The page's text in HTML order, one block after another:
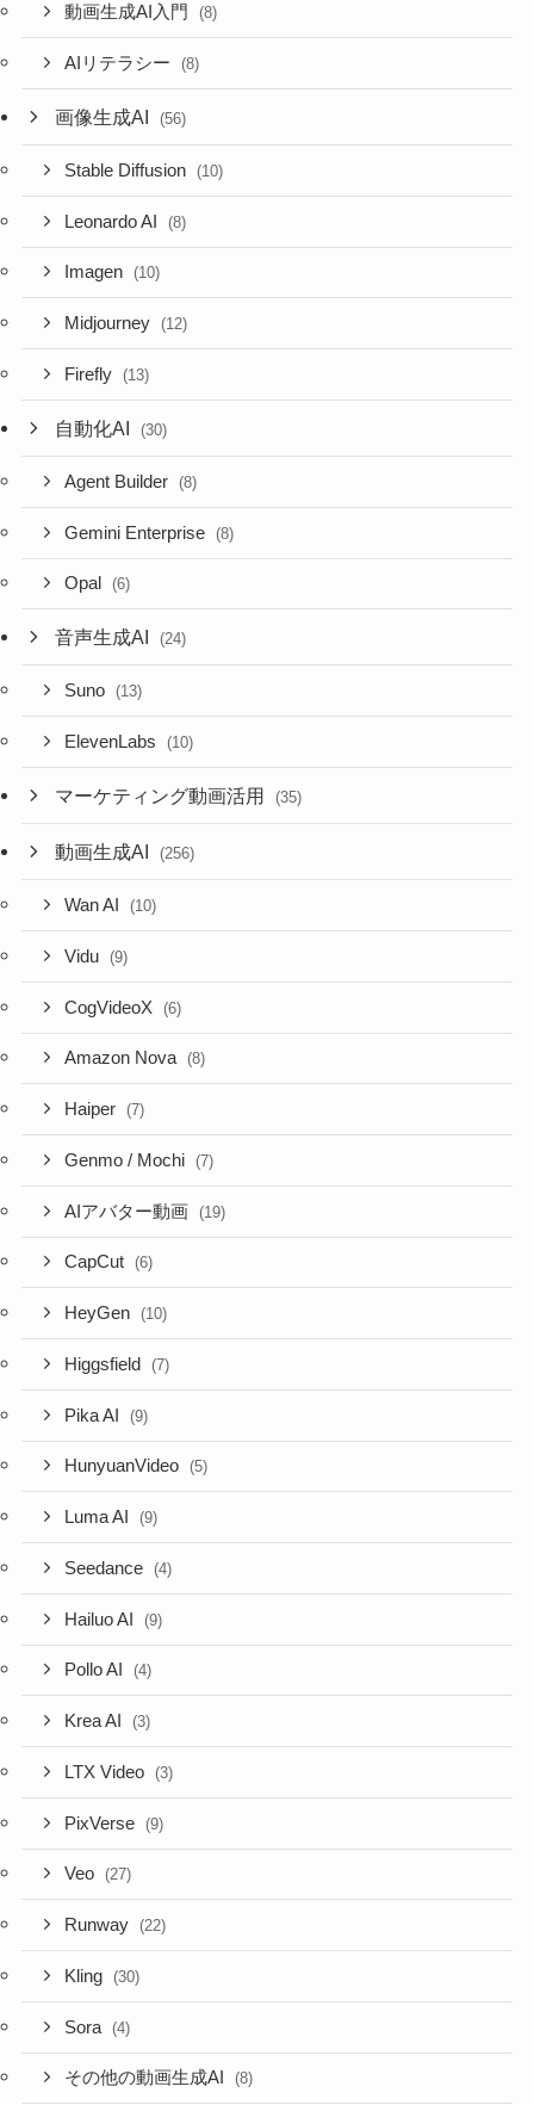
動画生成AI入門 (8)
AIリテラシー (8)
画像生成AI (56)
Stable Diffusion (10)
Leonardo AI (8)
Imagen (10)
Midjourney (12)
Firefly (13)
自動化AI (30)
Agent Builder (8)
Gemini Enterprise (8)
Opal (6)
音声生成AI (24)
Suno (13)
ElevenLabs (10)
マーケティング動画活用 (35)
動画生成AI (256)
Wan AI (10)
Vidu (9)
CogVideoX (6)
Amazon Nova (8)
Haiper (7)
Genmo / Mochi (7)
AIアバター動画 (19)
CapCut (6)
HeyGen (10)
Higgsfield (7)
Pika AI (9)
HunyuanVideo (5)
Luma AI (9)
Seedance (4)
Hailuo AI (9)
Pollo AI (4)
Krea AI (3)
LTX Video (3)
PixVerse (9)
Veo (27)
Runway (22)
Kling (30)
Sora (4)
その他の動画生成AI (8)